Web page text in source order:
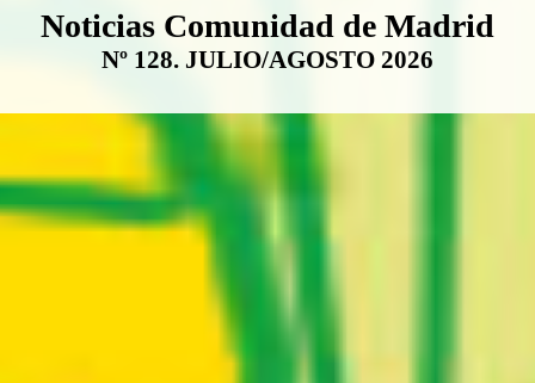
Boletín Noticias Comunidad de
Noticias Comunidad de Madrid
Nº 128. JULIO/AGOSTO 2026